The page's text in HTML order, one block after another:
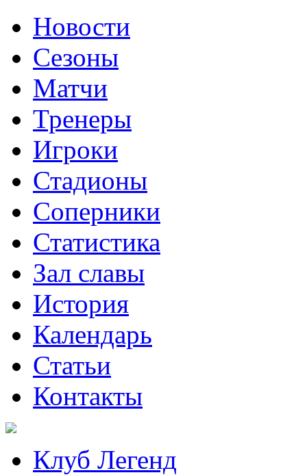
Новости
Сезоны
Матчи
Тренеры
Игроки
Стадионы
Соперники
Статистика
Зал славы
История
Календарь
Статьи
Контакты
Клуб Легенд